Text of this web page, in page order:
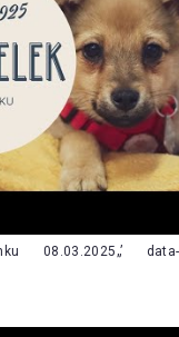
08.03.2025„’ data-